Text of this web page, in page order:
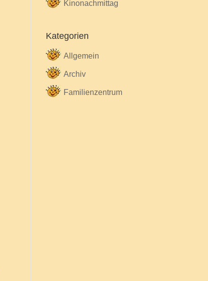
Kinonachmittag
Kategorien
Allgemein
Archiv
Familienzentrum